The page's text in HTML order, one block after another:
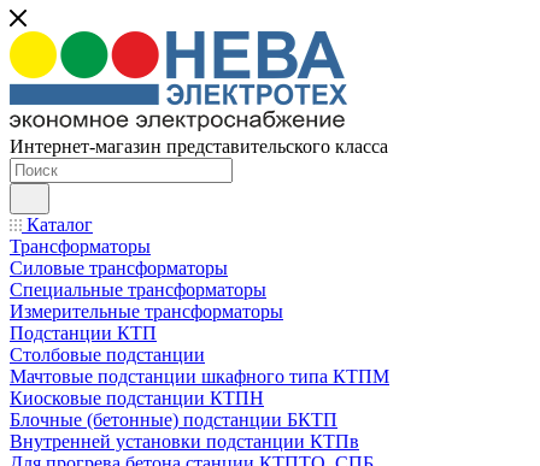
Интернет-магазин представительского класса
Каталог
Трансформаторы
Силовые трансформаторы
Специальные трансформаторы
Измерительные трансформаторы
Подстанции КТП
Столбовые подстанции
Мачтовые подстанции шкафного типа КТПМ
Киосковые подстанции КТПН
Блочные (бетонные) подстанции БКТП
Внутренней установки подстанции КТПв